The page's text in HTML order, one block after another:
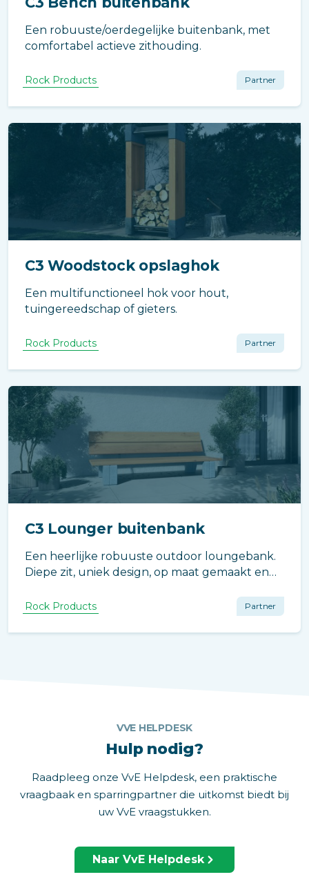
Een robuuste/oerdegelijke buitenbank, met
comfortabel actieve zithouding.
Rock Products Partner
C3 Woodstock opslaghok
Een multifunctioneel hok voor hout,
tuingereedschap of gieters.
Rock Products Partner
C3 Lounger buitenbank
Een heerlijke robuuste outdoor loungebank.
Diepe zit, uniek design, op maat gemaakt en
Rock Products Partner
VVE HELPDESK
Hulp nodig?
Raadpleeg onze VvE Helpdesk, een praktische
vraagbaak en sparringpartner die uitkomst biedt bij
uw VvE vraagstukken.
Naar VvE Helpdesk